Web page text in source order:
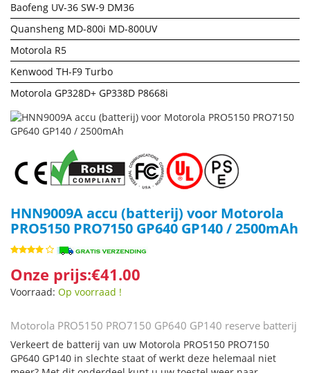
Baofeng UV-36 SW-9 DM36
Quansheng MD-800i MD-800UV
Motorola R5
Kenwood TH-F9 Turbo
Motorola GP328D+ GP338D P8668i
HNN9009A accu (batterij) voor Motorola
PRO5150 PRO7150 GP640 GP140 / 2500mAh
Onze prijs:€41.00
Voorraad: Op voorraad !
Motorola PRO5150 PRO7150 GP640 GP140 reserve batterij
Verkeert de batterij van uw Motorola PRO5150 PRO7150
GP640 GP140 in slechte staat of werkt deze helemaal niet